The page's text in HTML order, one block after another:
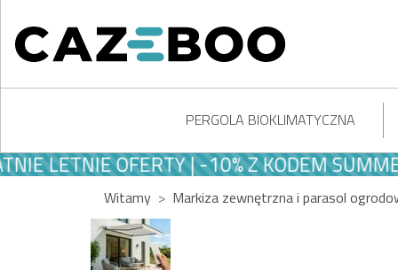
PERGOLA BIOKLIMATYCZNA
OFERTY | -10% Z KODEM SUMMER10
Witamy Markiza zewnętrzna i parasol